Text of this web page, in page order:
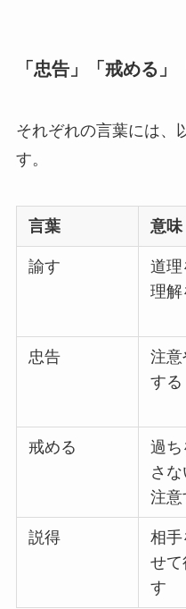
「忠告」「戒める
それぞれの言葉には、
す。
言葉 意味
諭す
道理
理解
忠告
注意
する
戒める
過ち
さ
注意
説得
相手
せて
す